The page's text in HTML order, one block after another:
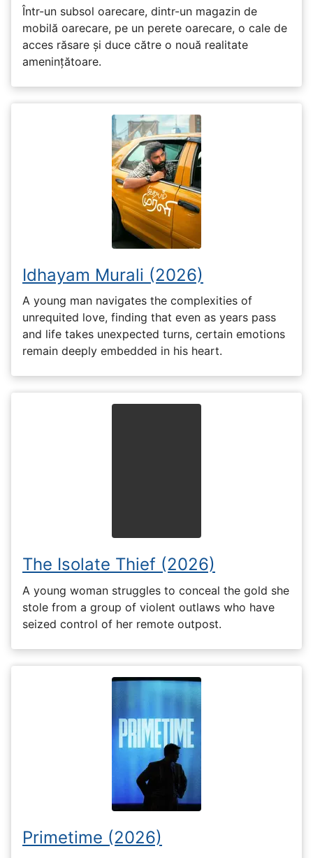
Într-un subsol oarecare, dintr-un magazin de
mobilă oarecare, pe un perete oarecare, o cale de
acces răsare și duce către o nouă realitate
amenințătoare.
Idhayam Murali (2026)
A young man navigates the complexities of
unrequited love, finding that even as years pass
and life takes unexpected turns, certain emotions
remain deeply embedded in his heart.
The Isolate Thief (2026)
A young woman struggles to conceal the gold she
stole from a group of violent outlaws who have
seized control of her remote outpost.
Primetime (2026)